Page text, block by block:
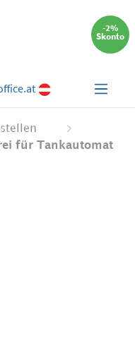
-2%
Skonto
Merkzettel
enthält 0 Positionen. Der
für Tankautomat